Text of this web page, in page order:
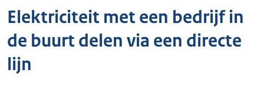
Elektriciteit met een bedrijf in
de buurt delen via een directe
lijn